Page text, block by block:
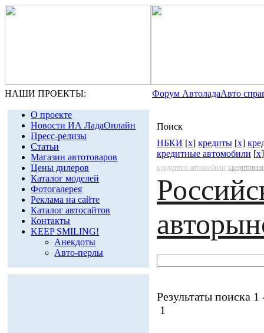
НАШИ ПРОЕКТЫ: Форум АвтоладаАвто
О проекте
Новости ИА ЛадаОнлайн
Пресс-релизы
Статьи
Магазин автотоваров
Цены дилеров
Каталог моделей
Фотогалерея
Реклама на сайте
Каталог автосайтов
Контакты
KEEP SMILING!
Анекдоты
Авто-перлы
Поиск
НБКИ [x] кредиты [x]
кредитные автомобили [x]
кредитные автомобили
Результаты поиска 1
1